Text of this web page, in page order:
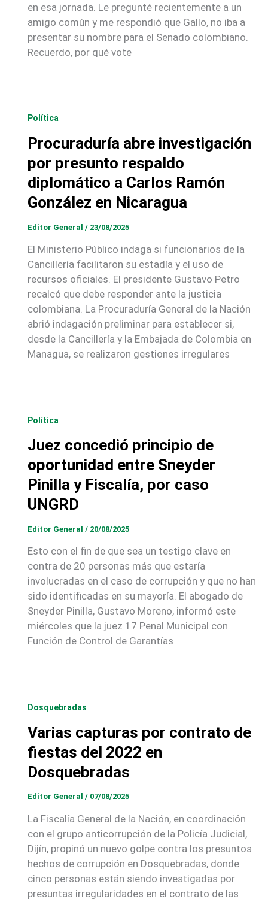
en esa jornada. Le pregunté recientemente a un
amigo común y me respondió que Gallo, no iba a
presentar su nombre para el Senado colombiano.
Recuerdo, por qué vote
Política
Procuraduría abre investigación
por presunto respaldo
diplomático a Carlos Ramón
González en Nicaragua
Editor General / 23/08/2025
El Ministerio Público indaga si funcionarios de la
Cancillería facilitaron su estadía y el uso de
recursos oficiales. El presidente Gustavo Petro
recalcó que debe responder ante la justicia
colombiana. La Procuraduría General de la Nación
abrió indagación preliminar para establecer si,
desde la Cancillería y la Embajada de Colombia en
Managua, se realizaron gestiones irregulares
Política
Juez concedió principio de
oportunidad entre Sneyder
Pinilla y Fiscalía, por caso
UNGRD
Editor General / 20/08/2025
Esto con el fin de que sea un testigo clave en
contra de 20 personas más que estaría
involucradas en el caso de corrupción y que no han
sido identificadas en su mayoría. El abogado de
Sneyder Pinilla, Gustavo Moreno, informó este
miércoles que la juez 17 Penal Municipal con
Función de Control de Garantías
Dosquebradas
Varias capturas por contrato de
fiestas del 2022 en
Dosquebradas
Editor General / 07/08/2025
La Fiscalía General de la Nación, en coordinación
con el grupo anticorrupción de la Policía Judicial,
Dijín, propinó un nuevo golpe contra los presuntos
hechos de corrupción en Dosquebradas, donde
cinco personas están siendo investigadas por
presuntas irregularidades en el contrato de las